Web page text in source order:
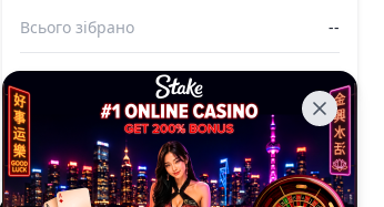
Всього зібрано --
Всього продано --